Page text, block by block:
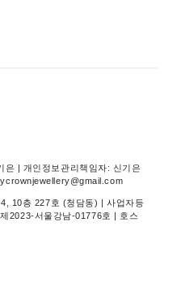
은 | 개인정보관리책임자: 신기은
10층 227호 (청담동) | 사업자등
제2023-서울강남-01776호
| 호스